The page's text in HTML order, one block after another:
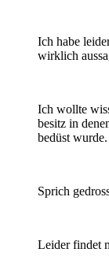
Ich habe
wirklich
Ich wollte
besitz in
bedüst wurde.
Sprich
Leider findet